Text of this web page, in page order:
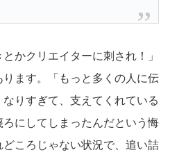
かクリエイターに刺され！」
ます。「もっと多くの人に伝
りすぎて、支えてくれている
ろにしてしまったんだという悔
ころじゃない状況で、追い詰